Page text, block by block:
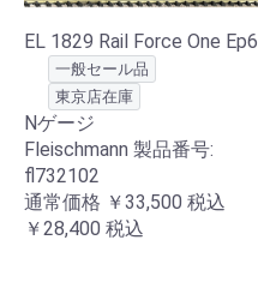
EL 1829 Rail Force One Ep6
一般セール品
東京店在庫
Nゲージ
Fleischmann 製品番号:
fl732102
通常価格 ￥33,500 税込
￥28,400 税込